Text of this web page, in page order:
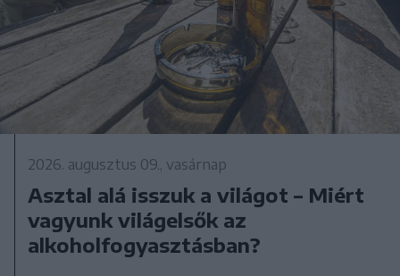
2026. augusztus 09., vasárnap
Asztal alá isszuk a világot – Miért
vagyunk világelsők az
alkoholfogyasztásban?